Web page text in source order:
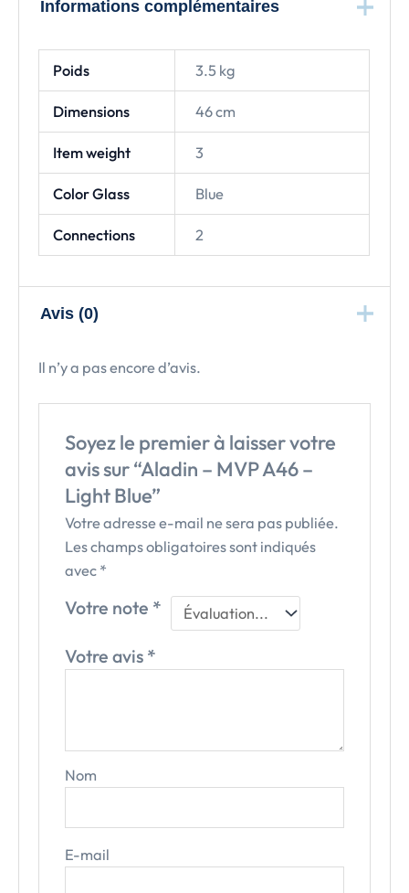
Informations complémentaires
Poids 3.5 kg
Dimensions 46 cm
Item weight 3
Color Glass Blue
Connections 2
Avis (0)
Il n’y a pas encore d’avis.
Soyez le premier à laisser votre
avis sur “Aladin – MVP A46 –
Light Blue”
Votre adresse e-mail ne sera pas publiée.
Les champs obligatoires sont indiqués
avec *
Votre note *
Votre avis *
Nom
E-mail